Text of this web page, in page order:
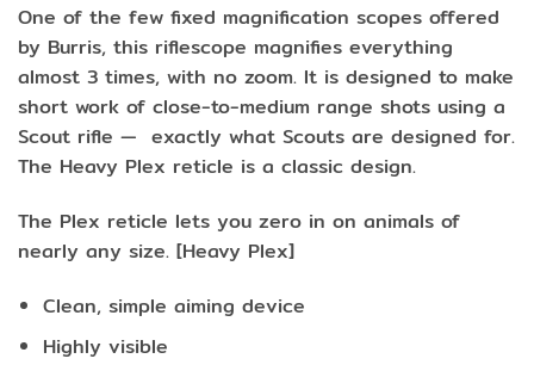
One of the few fixed magnification scopes offered
by Burris, this riflescope magnifies everything
almost 3 times, with no zoom. It is designed to make
short work of close-to-medium range shots using a
Scout rifle — exactly what Scouts are designed for.
The Heavy Plex reticle is a classic design.
The Plex reticle lets you zero in on animals of
nearly any size. [Heavy Plex]
Clean, simple aiming device
Highly visible